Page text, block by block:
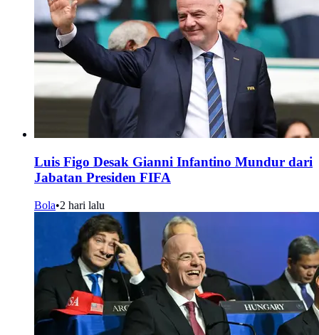
Luis Figo Desak Gianni Infantino Mundur dari
Jabatan Presiden FIFA
Bola•2 hari lalu